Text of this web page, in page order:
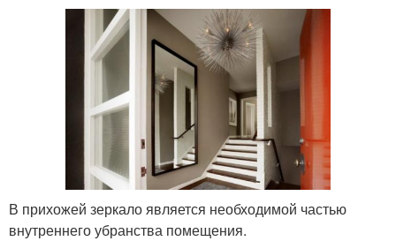
В прихожей зеркало является необходимой частью
внутреннего убранства помещения.